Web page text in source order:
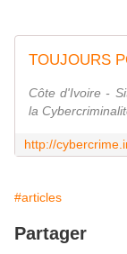
Côte d'Ivoire -
la
#articles
Partager